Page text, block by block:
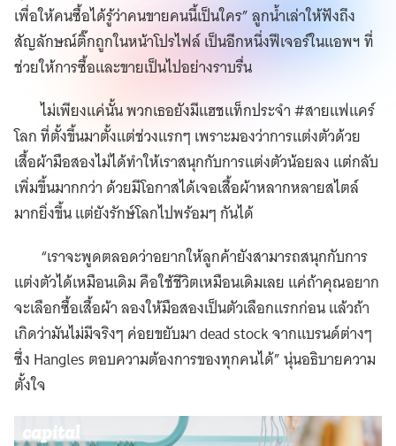
เพื่อให้คนซื้อได้รู้ว่าคนขายคนนี้เป็นใคร” ลูกน้ำเล่าให้ฟังถึง
สัญลักษณ์ติ๊กถูกในหน้าโปรไฟล์ เป็นอีกหนึ่งฟีเจอร์ในแอพฯ ที่
ช่วยให้การซื้อและขายเป็นไปอย่างราบรื่น
ไม่เพียงแค่นั้น พวกเธอยังมีแฮชแท็กประจำ #สายแฟแคร์
โลก ที่ตั้งขึ้นมาตั้งแต่ช่วงแรกๆ เพราะมองว่าการแต่งตัวด้วย
เสื้อผ้ามือสองไม่ได้ทำให้เราสนุกกับการแต่งตัวน้อยลง แต่กลับ
เพิ่มขึ้นมากกว่า ด้วยมีโอกาสได้เจอเสื้อผ้าหลากหลายสไตล์
มากยิ่งขึ้น แต่ยังรักษ์โลกไปพร้อมๆ กันได้
“เราจะพูดตลอดว่าอยากให้ลูกค้ายังสามารถสนุกกับการ
แต่งตัวได้เหมือนเดิม คือใช้ชีวิตเหมือนเดิมเลย แค่ถ้าคุณอยาก
จะเลือกซื้อเสื้อผ้า ลองให้มือสองเป็นตัวเลือกแรกก่อน แล้วถ้า
เกิดว่ามันไม่มีจริงๆ ค่อยขยับมา dead stock จากแบรนด์ต่างๆ
ซึ่ง Hangles ตอบความต้องการของทุกคนได้” นุ่นอธิบายความ
ตั้งใจ